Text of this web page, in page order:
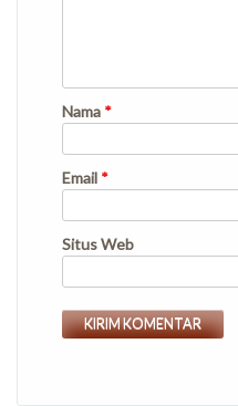
Nama *
Email *
Situs Web